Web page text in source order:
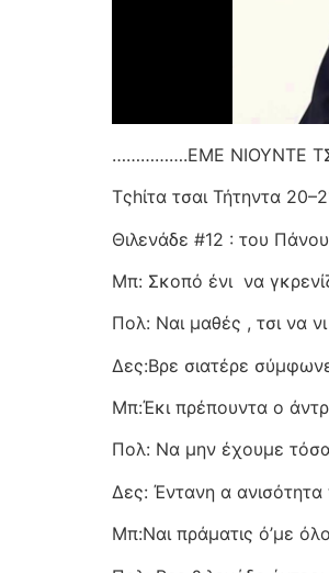
…………….ΕΜΕ ΝΙΟΥΝΤΕ
Τςhίτα τσαι Τήτηντα
Θιλενάδε #12 : του
Μπ: Σκοπό ένι να
Πολ: Ναι μαθές , τσι να
Δες:Βρε σιατέρε
Μπ:Έκι πρέπουντα ο
Πολ: Να μην έχουμε τόσα
Δες: Έντανη α ανισότητα
Μπ:Ναι πράματις ό’με